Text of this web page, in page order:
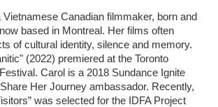
Canadian filmmaker, born and
based in Montreal. Her films often
of cultural identity, silence and memory.
(2022) premiered at the Toronto
Carol is a 2018 Sundance Ignite
Her Journey ambassador. Recently,
was selected for the IDFA Project